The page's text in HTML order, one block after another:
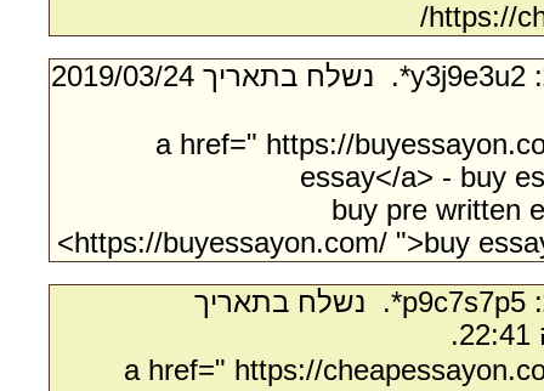
https://
- מאת:‏ y3j9e3u2*. ‏ נשלח בתאריך ‏24/‏03/‏2019
<a href=" https://
essay</a> - buy
buy pre written
https://buyessayon.com/ ">buy
- מאת:‏ p9c7s7p5*. ‏ נשלח בתאריך
<a href=" https://